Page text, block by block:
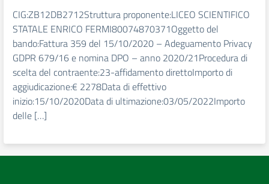
CIG:ZB12DB2712Struttura proponente:LICEO SCIENTIFICO
STATALE ENRICO FERMI80074870371Oggetto del
bando:Fattura 359 del 15/10/2020 – Adeguamento Privacy
GDPR 679/16 e nomina DPO – anno 2020/21Procedura di
scelta del contraente:23-affidamento direttoImporto di
aggiudicazione:€ 2278Data di effettivo
inizio:15/10/2020Data di ultimazione:03/05/2022Importo
delle […]